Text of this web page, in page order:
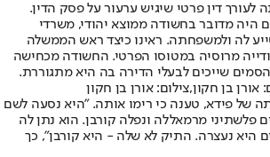
דין פרטי שיגיש ערעור על פסק הדין.
היה מדובר בחשודה ממוצא יהודי, משרדי
לה ולמשפחתה. ראינו כיצד ראש הממשלה
מרוסיה במטוסו הפרטי. החשודה מכחישה
שייכים לבעלי הדירה בה היא מתגוררת.
בן חקון,צילום: אורן בן חקון
של פידא, טענה כי רימו אותה. "היא נסעה לשם
פלשתיני מרמאללה ונפלה קורבן. הוא נתן לה
היא נעצרה. התיק לא שלה - היא קורבן", כך